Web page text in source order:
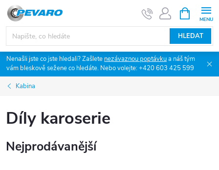
Přejít
obsah
HLEDAT
NÁKUPNÍ
KOŠÍK
Nenašli jste co jste hledali? Zašlete nezávaznou poptávkua náš tým
vám bleskově sežene co hledáte. Nebo volejte: +420 603 425 599
Kabina
Díly karoserie
Nejprodávanější